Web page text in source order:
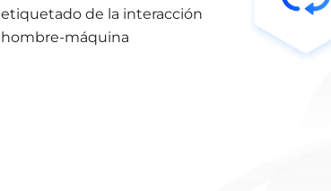
etiquetado de la interacción
hombre-máquina